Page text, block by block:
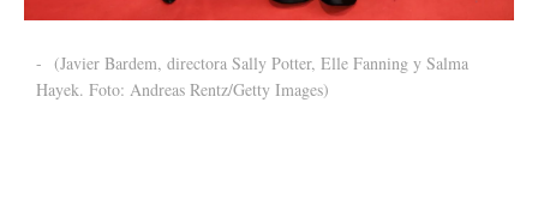
- (Javier Bardem, directora Sally Potter, Elle Fanning y Salma
Hayek. Foto: Andreas Rentz/Getty Images)